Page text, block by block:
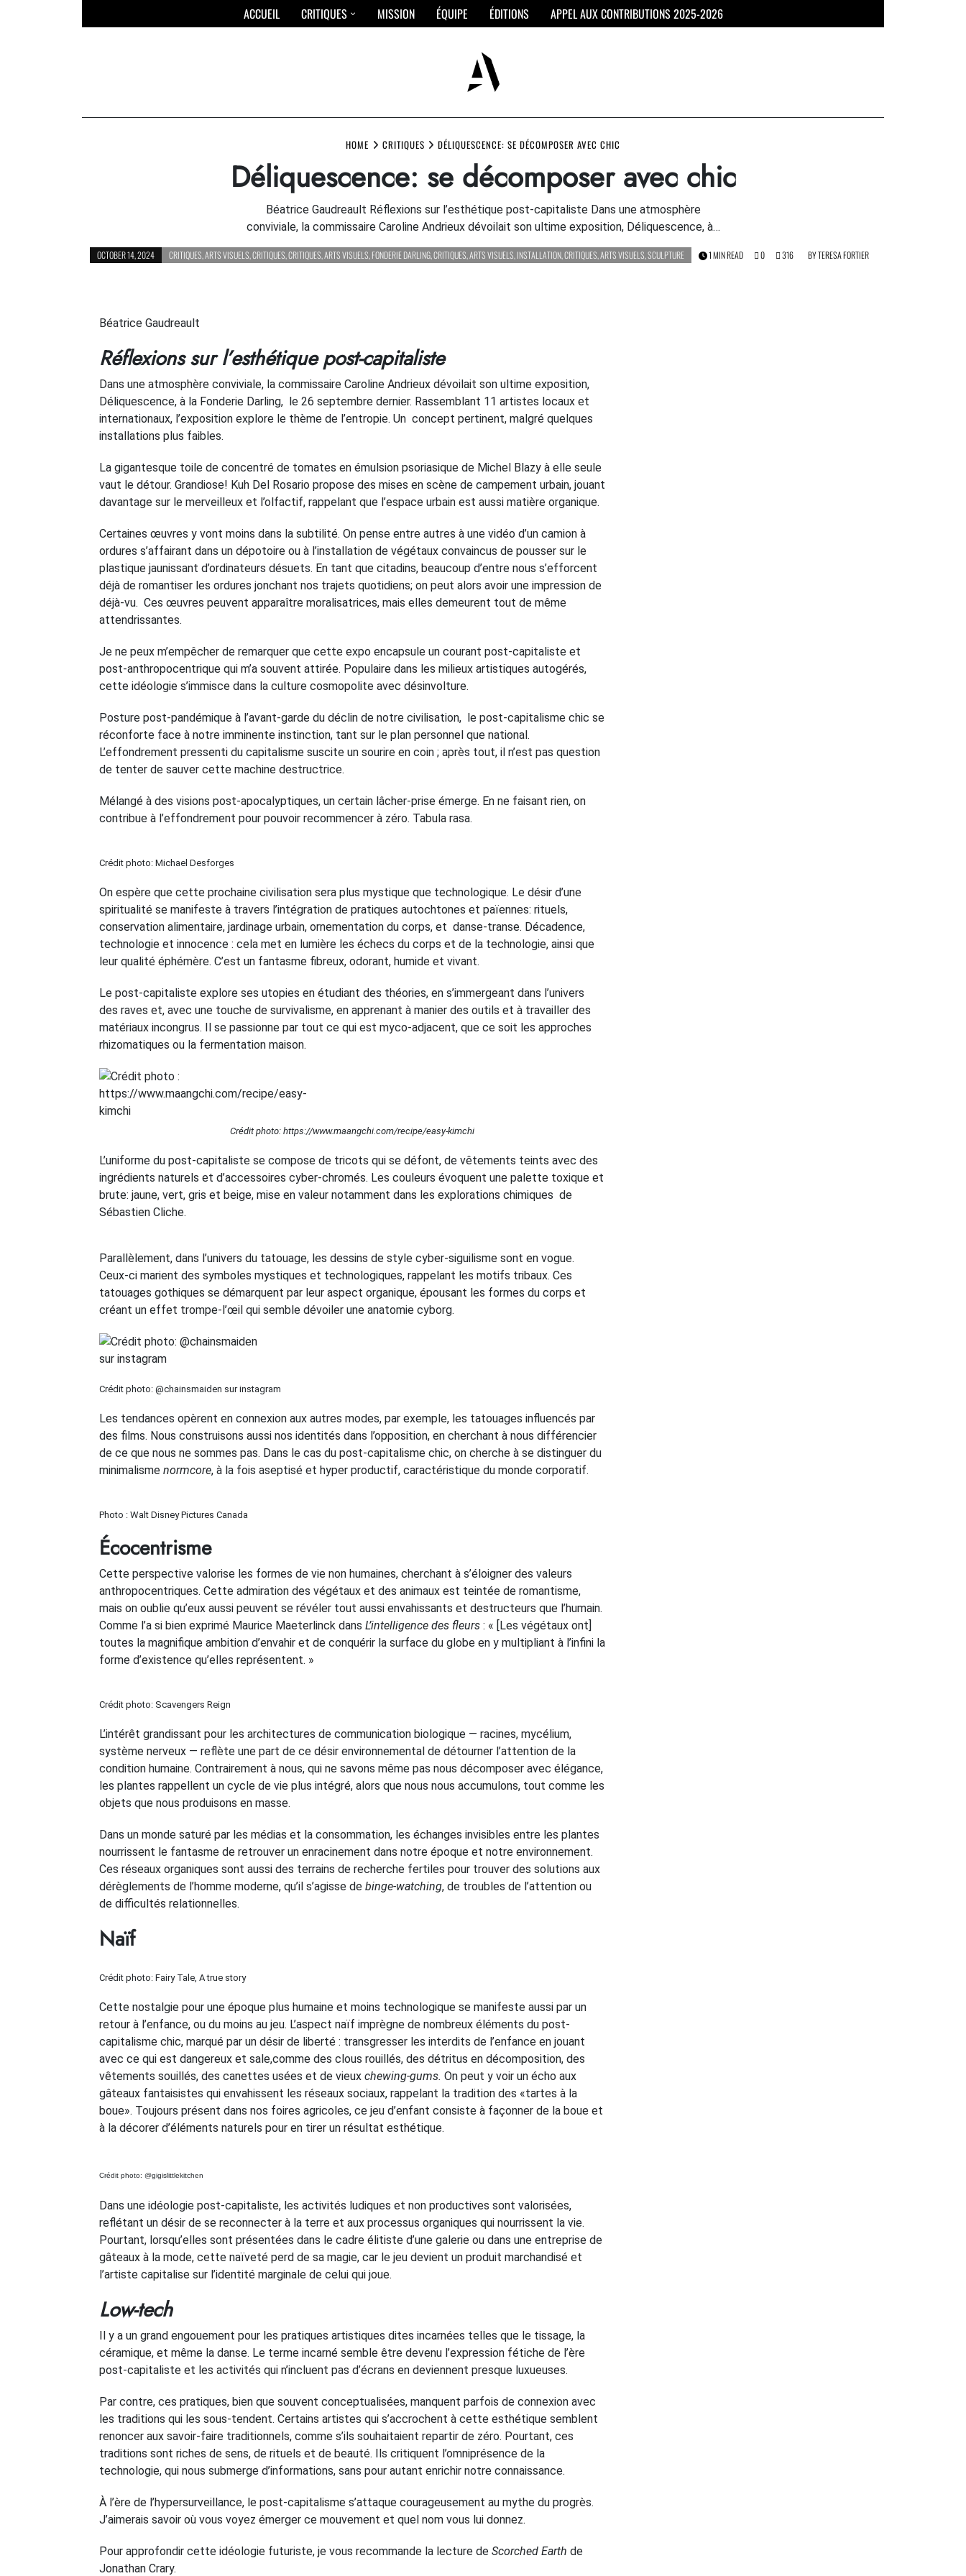
ACCUEIL CRITIQUES MISSION ÉQUIPE ÉDITIONS APPEL AUX CONTRIBUTIONS 2025-2026
HOME CRITIQUES DÉLIQUESCENCE: SE DÉCOMPOSER AVEC CHIC
Déliquescence: se décomposer avec chic
Béatrice Gaudreault Réflexions sur l’esthétique post-capitaliste Dans une atmosphère
conviviale, la commissaire Caroline Andrieux dévoilait son ultime exposition, Déliquescence, à…
OCTOBER 14, 2024 CRITIQUES ARTS VISUELS CRITIQUES CRITIQUES ARTS VISUELS FONDERIE DARLING CRITIQUES ARTS VISUELS INSTALLATION CRITIQUES ARTS VISUELS SCULPTURE BYTERESA FORTIER
1 MIN READ 0 316
Béatrice Gaudreault
Réflexions sur l’esthétique post-capitaliste
Dans une atmosphère conviviale, la commissaire Caroline Andrieux dévoilait son ultime exposition,
Déliquescence, à la Fonderie Darling, le 26 septembre dernier. Rassemblant 11 artistes locaux et
internationaux, l’exposition explore le thème de l’entropie. Un concept pertinent, malgré quelques
installations plus faibles.
La gigantesque toile de concentré de tomates en émulsion psoriasique de Michel Blazy à elle seule
vaut le détour. Grandiose! Kuh Del Rosario propose des mises en scène de campement urbain, jouant
davantage sur le merveilleux et l’olfactif, rappelant que l’espace urbain est aussi matière organique.
Certaines œuvres y vont moins dans la subtilité. On pense entre autres à une vidéo d’un camion à
ordures s’affairant dans un dépotoire ou à l’installation de végétaux convaincus de pousser sur le
plastique jaunissant d’ordinateurs désuets. En tant que citadins, beaucoup d’entre nous s’efforcent
déjà de romantiser les ordures jonchant nos trajets quotidiens; on peut alors avoir une impression de
déjà-vu. Ces œuvres peuvent apparaître moralisatrices, mais elles demeurent tout de même
attendrissantes.
Je ne peux m’empêcher de remarquer que cette expo encapsule un courant post-capitaliste et
post-anthropocentrique qui m’a souvent attirée. Populaire dans les milieux artistiques autogérés,
cette idéologie s’immisce dans la culture cosmopolite avec désinvolture.
Posture post-pandémique à l’avant-garde du déclin de notre civilisation, le post-capitalisme chic se
réconforte face à notre imminente instinction, tant sur le plan personnel que national.
L’effondrement pressenti du capitalisme suscite un sourire en coin ; après tout, il n’est pas question
de tenter de sauver cette machine destructrice.
Mélangé à des visions post-apocalyptiques, un certain lâcher-prise émerge. En ne faisant rien, on
contribue à l’effondrement pour pouvoir recommencer à zéro. Tabula rasa.
Crédit photo: Michael Desforges
On espère que cette prochaine civilisation sera plus mystique que technologique. Le désir d’une
spiritualité se manifeste à travers l’intégration de pratiques autochtones et païennes: rituels,
conservation alimentaire, jardinage urbain, ornementation du corps, et danse-transe. Décadence,
technologie et innocence : cela met en lumière les échecs du corps et de la technologie, ainsi que
leur qualité éphémère. C’est un fantasme fibreux, odorant, humide et vivant.
Le post-capitaliste explore ses utopies en étudiant des théories, en s’immergeant dans l’univers
des raves et, avec une touche de survivalisme, en apprenant à manier des outils et à travailler des
matériaux incongrus. Il se passionne par tout ce qui est myco-adjacent, que ce soit les approches
rhizomatiques ou la fermentation maison.
Crédit photo: https://www.maangchi.com/recipe/easy-kimchi
L’uniforme du post-capitaliste se compose de tricots qui se défont, de vêtements teints avec des
ingrédients naturels et d’accessoires cyber-chromés. Les couleurs évoquent une palette toxique et
brute: jaune, vert, gris et beige, mise en valeur notamment dans les explorations chimiques de
Sébastien Cliche.
Parallèlement, dans l’univers du tatouage, les dessins de style cyber-siguilisme sont en vogue.
Ceux-ci marient des symboles mystiques et technologiques, rappelant les motifs tribaux. Ces
tatouages gothiques se démarquent par leur aspect organique, épousant les formes du corps et
créant un effet trompe-l’œil qui semble dévoiler une anatomie cyborg.
Crédit photo: @chainsmaiden sur instagram
Les tendances opèrent en connexion aux autres modes, par exemple, les tatouages influencés par
des films. Nous construisons aussi nos identités dans l’opposition, en cherchant à nous différencier
de ce que nous ne sommes pas. Dans le cas du post-capitalisme chic, on cherche à se distinguer du
minimalisme normcore, à la fois aseptisé et hyper productif, caractéristique du monde corporatif.
Photo : Walt Disney Pictures Canada
Écocentrisme
Cette perspective valorise les formes de vie non humaines, cherchant à s’éloigner des valeurs
anthropocentriques. Cette admiration des végétaux et des animaux est teintée de romantisme,
mais on oublie qu’eux aussi peuvent se révéler tout aussi envahissants et destructeurs que l’humain.
Comme l’a si bien exprimé Maurice Maeterlinck dans L’intelligence des fleurs : « [Les végétaux ont]
toutes la magnifique ambition d’envahir et de conquérir la surface du globe en y multipliant à l’infini la
forme d’existence qu’elles représentent. »
Crédit photo: Scavengers Reign
L’intérêt grandissant pour les architectures de communication biologique — racines, mycélium,
système nerveux — reflète une part de ce désir environnemental de détourner l’attention de la
condition humaine. Contrairement à nous, qui ne savons même pas nous décomposer avec élégance,
les plantes rappellent un cycle de vie plus intégré, alors que nous nous accumulons, tout comme les
objets que nous produisons en masse.
Dans un monde saturé par les médias et la consommation, les échanges invisibles entre les plantes
nourrissent le fantasme de retrouver un enracinement dans notre époque et notre environnement.
Ces réseaux organiques sont aussi des terrains de recherche fertiles pour trouver des solutions aux
dérèglements de l’homme moderne, qu’il s’agisse de binge-watching, de troubles de l’attention ou
de difficultés relationnelles.
Naïf
Crédit photo: Fairy Tale, A true story
Cette nostalgie pour une époque plus humaine et moins technologique se manifeste aussi par un
retour à l’enfance, ou du moins au jeu. L’aspect naïf imprègne de nombreux éléments du post-
capitalisme chic, marqué par un désir de liberté : transgresser les interdits de l’enfance en jouant
avec ce qui est dangereux et sale,comme des clous rouillés, des détritus en décomposition, des
vêtements souillés, des canettes usées et de vieux chewing-gums. On peut y voir un écho aux
gâteaux fantaisistes qui envahissent les réseaux sociaux, rappelant la tradition des «tartes à la
boue». Toujours présent dans nos foires agricoles, ce jeu d’enfant consiste à façonner de la boue et
à la décorer d’éléments naturels pour en tirer un résultat esthétique.
Crédit photo: @gigislittlekitchen
Dans une idéologie post-capitaliste, les activités ludiques et non productives sont valorisées,
reflétant un désir de se reconnecter à la terre et aux processus organiques qui nourrissent la vie.
Pourtant, lorsqu’elles sont présentées dans le cadre élitiste d’une galerie ou dans une entreprise de
gâteaux à la mode, cette naïveté perd de sa magie, car le jeu devient un produit marchandisé et
l’artiste capitalise sur l’identité marginale de celui qui joue.
Low-tech
Il y a un grand engouement pour les pratiques artistiques dites incarnées telles que le tissage, la
céramique, et même la danse. Le terme incarné semble être devenu l’expression fétiche de l’ère
post-capitaliste et les activités qui n’incluent pas d’écrans en deviennent presque luxueuses.
Par contre, ces pratiques, bien que souvent conceptualisées, manquent parfois de connexion avec
les traditions qui les sous-tendent. Certains artistes qui s’accrochent à cette esthétique semblent
renoncer aux savoir-faire traditionnels, comme s’ils souhaitaient repartir de zéro. Pourtant, ces
traditions sont riches de sens, de rituels et de beauté. Ils critiquent l’omniprésence de la
technologie, qui nous submerge d’informations, sans pour autant enrichir notre connaissance.
À l’ère de l’hypersurveillance, le post-capitalisme s’attaque courageusement au mythe du progrès.
J’aimerais savoir où vous voyez émerger ce mouvement et quel nom vous lui donnez.
Pour approfondir cette idéologie futuriste, je vous recommande la lecture de Scorched Earth de
Jonathan Crary.